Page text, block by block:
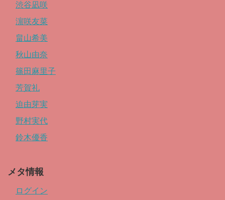
渋谷凪咲
濵咲友菜
畠山希美
秋山由奈
篠田麻里子
芳賀礼
迫由芽実
野村実代
鈴木優香
メタ情報
ログイン